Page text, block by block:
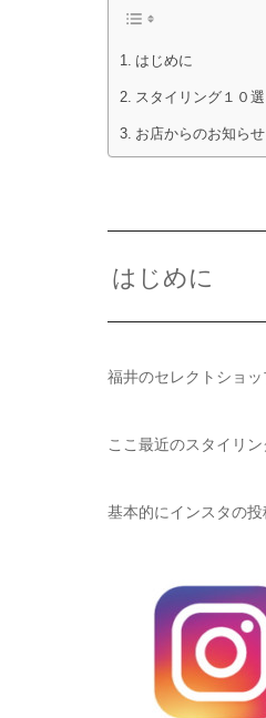
はじめに
スタイリング１０選
お店からのお知ら
はじめに
福井のセレクトショッ
ここ最近のスタイリ
基本的にインスタの